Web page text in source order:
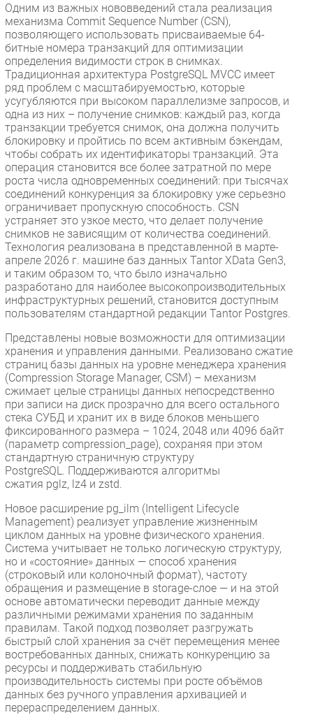
Мероприятия
Проекты
IT класс
Тестовый стенд
Каталог компаний
Одним из важных нововведений стала реализация
механизма Commit Sequence Number (CSN),
позволяющего использовать присваиваемые 64-
битные номера транзакций для оптимизации
определения видимости строк в снимках.
Традиционная архитектура PostgreSQL MVCC имеет
ряд проблем с масштабируемостью, которые
усугубляются при высоком параллелизме запросов, и
одна из них – получение снимков: каждый раз, когда
транзакции требуется снимок, она должна получить
блокировку и пройтись по всем активным бэкендам,
чтобы собрать их идентификаторы транзакций. Эта
операция становится все более затратной по мере
роста числа одновременных соединений: при тысячах
соединений конкуренция за блокировку уже серьезно
ограничивает пропускную способность. CSN
устраняет это узкое место, что делает получение
снимков не зависящим от количества соединений.
Технология реализована в представленной в марте-
апреле 2026 г. машине баз данных Tantor XData Gen3,
и таким образом то, что было изначально
разработано для наиболее высокопроизводительных
инфраструктурных решений, становится доступным
пользователям стандартной редакции Tantor Postgres.
Представлены новые возможности для оптимизации
хранения и управления данными. Реализовано сжатие
страниц базы данных на уровне менеджера хранения
(Compression Storage Manager, CSM) – механизм
сжимает целые страницы данных непосредственно
при записи на диск прозрачно для всего остального
стека СУБД и хранит их в виде блоков меньшего
фиксированного размера – 1024, 2048 или 4096 байт
(параметр compression_page), сохраняя при этом
стандартную страничную структуру
PostgreSQL. Поддерживаются алгоритмы
сжатия pglz, lz4 и zstd.
Новое расширение pg_ilm (Intelligent Lifecycle
Management) реализует управление жизненным
циклом данных на уровне физического хранения.
Система учитывает не только логическую структуру,
но и «состояние» данных — способ хранения
(строковый или колоночный формат), частоту
обращения и размещение в storage-слое — и на этой
основе автоматически переводит данные между
различными режимами хранения по заданным
правилам. Такой подход позволяет разгружать
быстрый слой хранения за счёт перемещения менее
востребованных данных, снижать конкуренцию за
ресурсы и поддерживать стабильную
производительность системы при росте объёмов
данных без ручного управления архивацией и
перераспределением данных.